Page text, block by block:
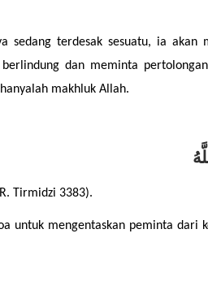
sedang terdesak sesuatu, ia akan
dan meminta
makhluk Allah.
Tirmidzi 3383).
untuk mengentaskan peminta dari